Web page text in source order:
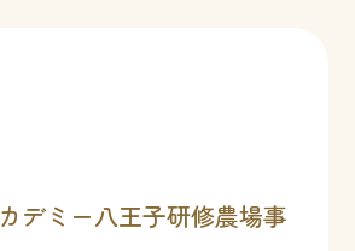
デミー八王子研修農場事